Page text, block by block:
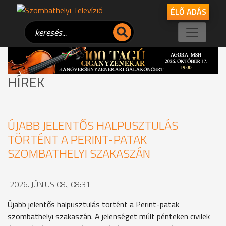
ÉLŐ ADÁS
HÍREK
ÚJABB JELENTŐS HALPUSZTULÁS
TÖRTÉNT A PERINT-PATAK
SZOMBATHELYI SZAKASZÁN
2026. JÚNIUS 08., 08:31
Újabb jelentős halpusztulás történt a Perint-patak
szombathelyi szakaszán. A jelenséget múlt pénteken civilek